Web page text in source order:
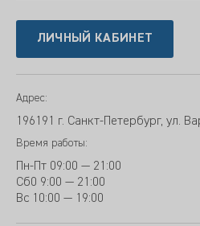
ЛИЧНЫЙ КАБИНЕТ
Адрес:
196191 г. Санкт-Петербург, ул.
Время работы:
Пн-Пт 09:00 — 21:00
Сб0 9:00 — 21:00
Вс 10:00 — 19:00